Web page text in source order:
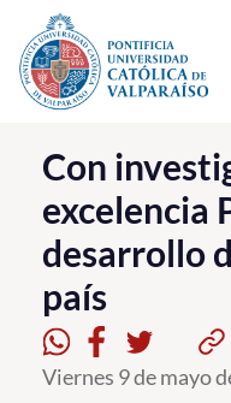
Click acá para ir
La Universidad
Investigación,
PUCV Internacional
Vinculación con el
Admisión
Con
excelencia
desarrollo
país
Viernes 9 de mayo